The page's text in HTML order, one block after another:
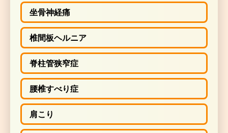
疫機能の問題なども改善します。
しょっちゅう寝違えを起こす方、寝違えのほか慢性的
痛などの症状をお持ちの方にはお勧めです。
せっかく治療院で治療しても、寝違えのもととなる、
い方をしていると、治療効果も上がってゆきませ
坐骨神経痛
椎間板ヘルニア
脊柱管狭窄症
腰椎すべり症
肩こり